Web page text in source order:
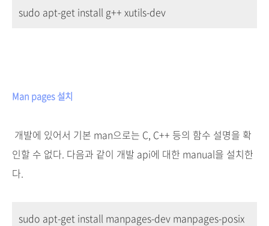
sudo apt-get install g++ xutils-dev
Man pages 설치
개발에 있어서 기본 man으로는 C, C++ 등의 함수 설명을 확
인할 수 없다. 다음과 같이 개발 api에 대한 manual을 설치한
다.
sudo apt-get install manpages-dev manpages-posix